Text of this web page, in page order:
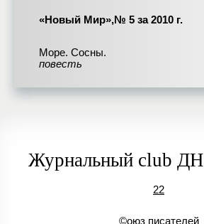
«Новый Мир»,№ 5 за 2010 г.
Море. Сосны.
повесть
Журнальный club ДН
22
©оюз писателей